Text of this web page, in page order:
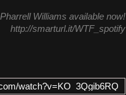
Williams available now!
smarturl.it/WTF_spotify
watch?v=KO_3Qgib6RQ